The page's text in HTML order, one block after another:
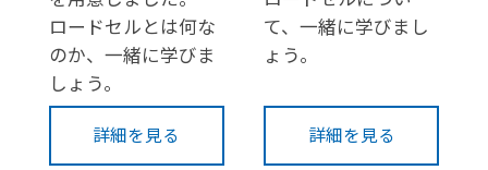
ロードセルとは何な
のか、一緒に学びま
しょう。
詳細を見る
て、一緒に学びまし
ょう。
詳細を見る